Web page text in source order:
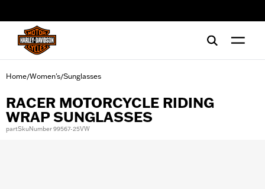
Home/Women's/Sunglasses
RACER MOTORCYCLE RIDING
WRAP SUNGLASSES
partSkuNumber 99567-25VW